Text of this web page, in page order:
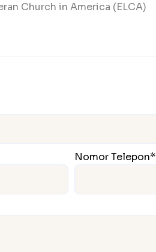
Church in America (ELCA)
Nomor Telepon*